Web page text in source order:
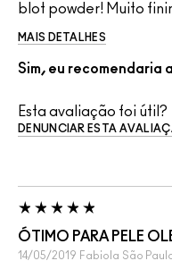
blot powder! Muito
MAIS DETALHES
Sim, eu recomendaria
Esta avaliação foi útil?
DENUNCIAR ESTA
ÓTIMO PARA PELE
14/05/2019 Fabiola São